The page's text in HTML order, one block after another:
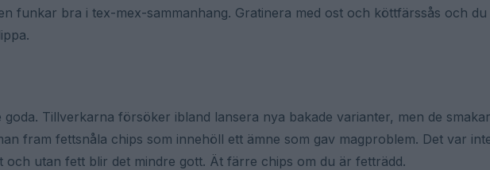
funkar bra i tex-mex-sammanhang. Gratinera med ost och köttfärssås och du
goda. Tillverkarna försöker ibland lansera nya bakade varianter, men de smakar
fram fettsnåla chips som innehöll ett ämne som gav magproblem. Det var
och utan fett blir det mindre gott. Ät färre chips om du är fetträdd.